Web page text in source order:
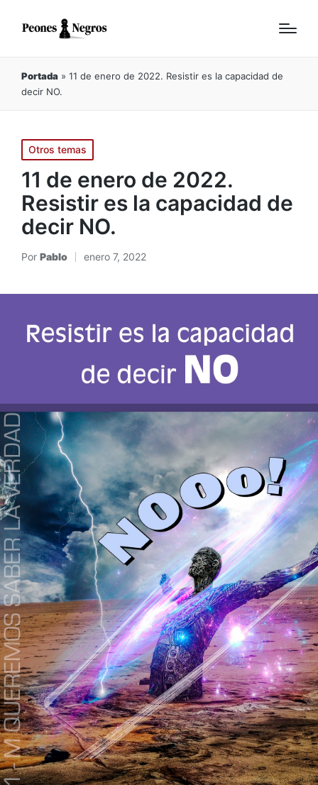
Portada » 11 de enero de 2022. Resistir es la capacidad de
decir NO.
Publicado
en
Otros temas
11 de enero de 2022.
Resistir es la capacidad de
decir NO.
Publicado
Por Pablo enero 7, 2022